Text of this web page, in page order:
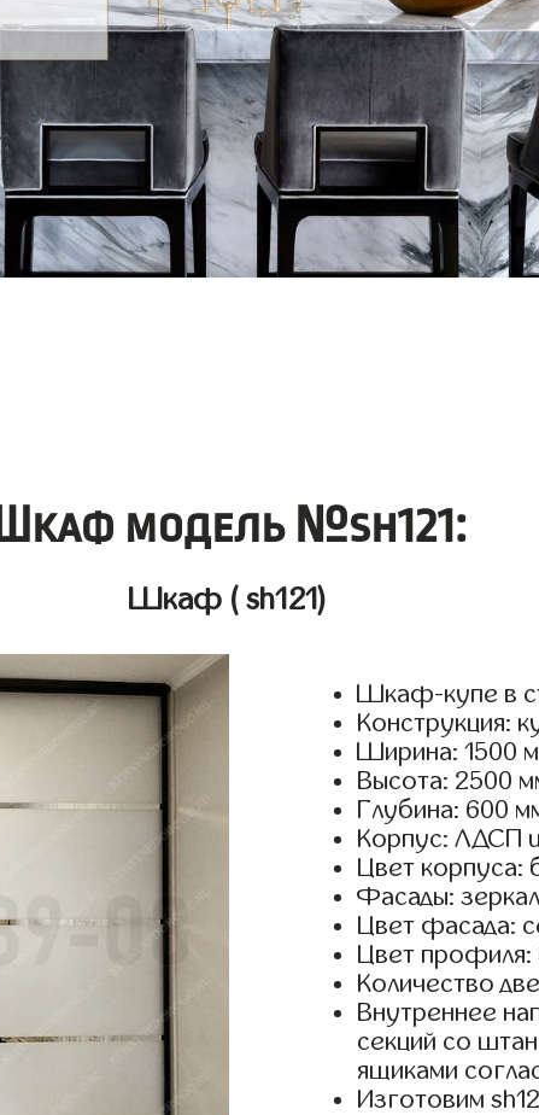
Шкаф модель №sh121:
Шкаф ( sh121)
Шкаф-купе в
Конструкция:
Ширина: 1500
Высота: 2500
Глубина: 600
Корпус: ЛДСП
Цвет корпуса:
Фасады:
Цвет фасада:
Цвет профиля:
Количество
Внутреннее
секций со
ящиками
Изготовим